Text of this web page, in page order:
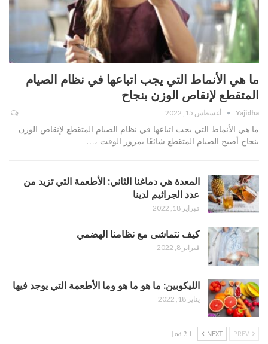
ما هي الأنماط التي يجب اتباعها في نظام الصيام
المتقطع لإنقاص الوزن بنجاح
Yajidha أغسطس 15, 2022
ما هي الأنماط التي يجب اتباعها في نظام الصيام المتقطع لإنقاص الوزن
بنجاح أصبح الصيام المتقطع شائعًا بمرور الوقت ،…
المعدة هي دماغنا الثاني: الأطعمة التي تزيد من
عدد الجراثيم لدينا
فبراير 18, 2022
كيف نتماشى مع نظامنا الهضمي
فبراير 8, 2022
الليكوبين: ما هو ما هو وما الأطعمة التي يوجد فيها
يناير 18, 2022
NEXT
1 od 2 |